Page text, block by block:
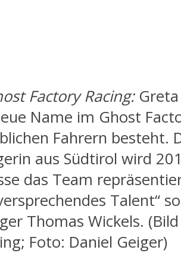
Factory Racing:
Name im Ghost
Fahrern besteht.
aus Südtirol wird
das Team
Talent“ so
Thomas Wickels.
Foto: Daniel Geiger)